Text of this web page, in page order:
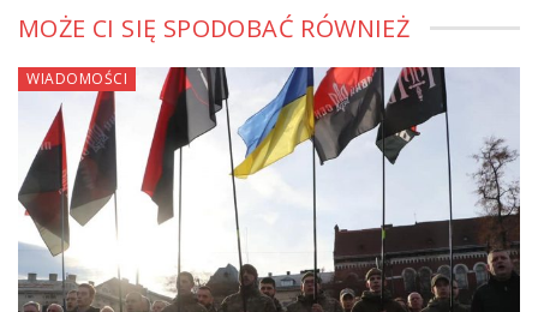
MOŻE CI SIĘ SPODOBAĆ RÓWNIEŻ
WIADOMOŚCI